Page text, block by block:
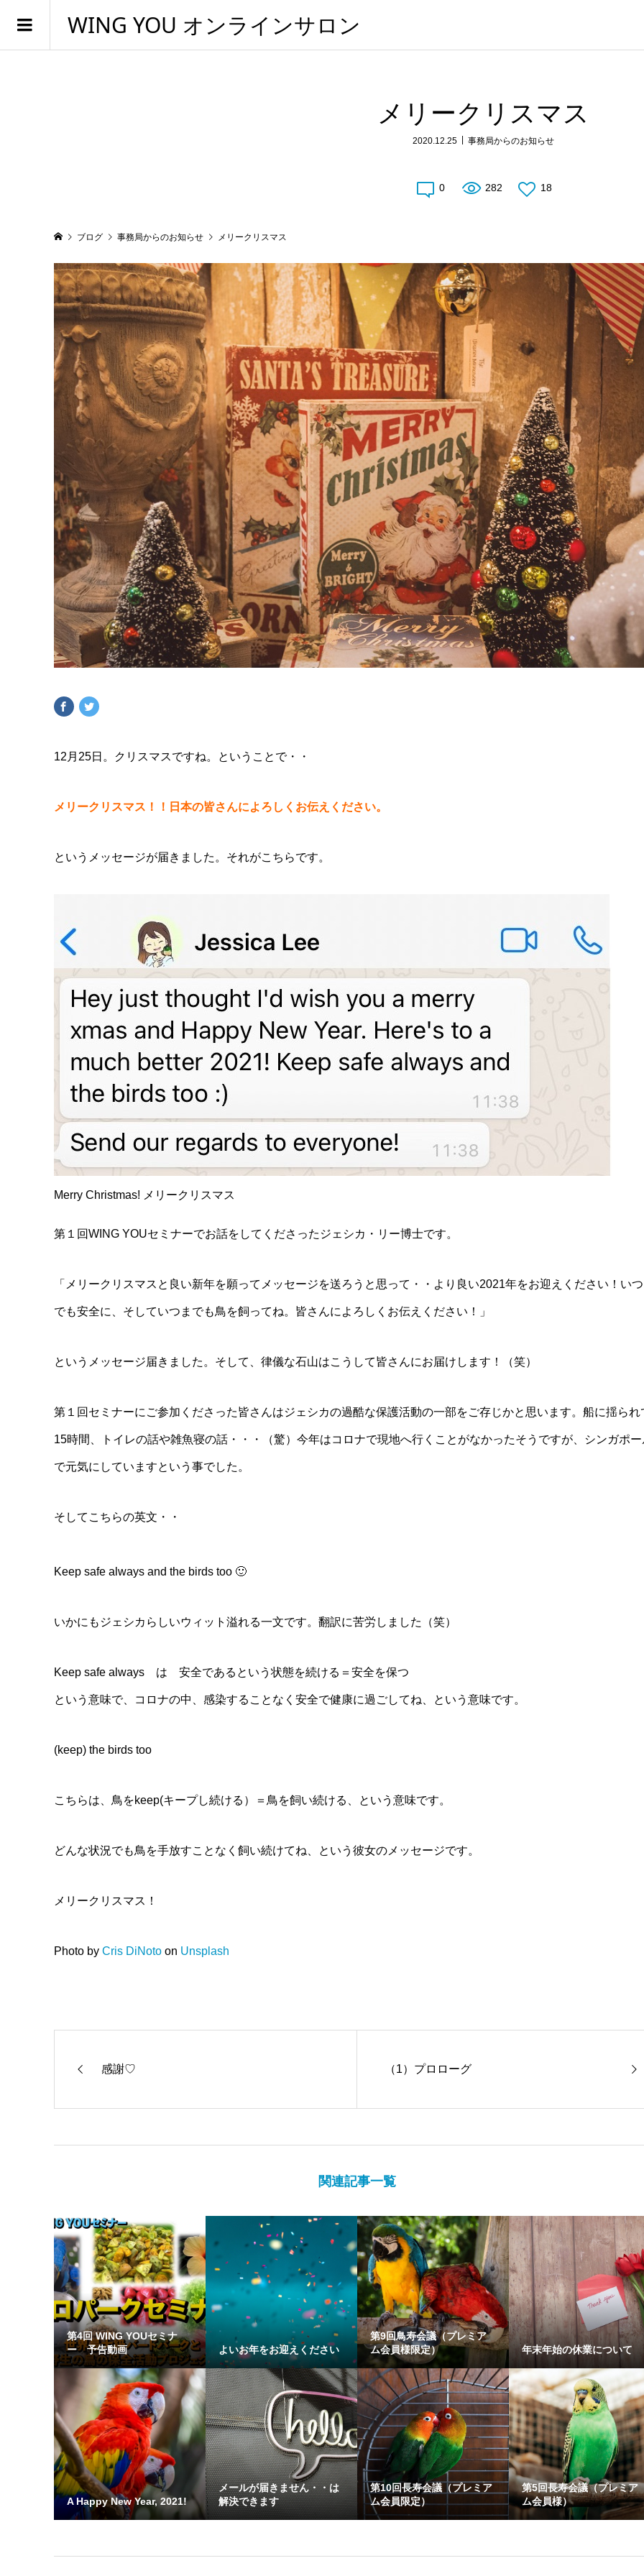
WING YOU オンラインサロン
メリークリスマス
2020.12.25 事務局からのお知らせ
0 282 18
ブログ 事務局からのお知らせ メリークリスマス
12月25日。クリスマスですね。ということで・・
メリークリスマス！！日本の皆さんによろしくお伝えください。
というメッセージが届きました。それがこちらです。
Merry Christmas! メリークリスマス
第１回WING YOUセミナーでお話をしてくださったジェシカ・リー博士です。
「メリークリスマスと良い新年を願ってメッセージを送ろうと思って・・より良い2021年をお迎えください！い
でも安全に、そしていつまでも鳥を飼ってね。皆さんによろしくお伝えください！」
というメッセージ届きました。そして、律儀な石山はこうして皆さんにお届けします！（笑）
第１回セミナーにご参加くださった皆さんはジェシカの過酷な保護活動の一部をご存じかと思います。船に揺られ
15時間、トイレの話や雑魚寝の話・・・（驚）今年はコロナで現地へ行くことがなかったそうですが、シンガポー
で元気にしていますという事でした。
そしてこちらの英文・・
Keep safe always and the birds too 🙂
いかにもジェシカらしいウィット溢れる一文です。翻訳に苦労しました（笑）
Keep safe always は 安全であるという状態を続ける＝安全を保つ
という意味で、コロナの中、感染することなく安全で健康に過ごしてね、という意味です。
(keep) the birds too
こちらは、鳥をkeep(キープし続ける）＝鳥を飼い続ける、という意味です。
どんな状況でも鳥を手放すことなく飼い続けてね、という彼女のメッセージです。
メリークリスマス！
Photo by Cris DiNotoon Unsplash
感謝♡ （1）プロローグ
関連記事一覧
第4回 WING YOUセミナ
ー 予告動画
よいお年をお迎えください
第9回鳥寿会議（プレミア
ム会員様限定）
年末年始の休業について
A Happy New Year, 2021!
メールが届きません・・は
解決できます
第10回長寿会議（プレミア
ム会員限定）
第5回長寿会議（プレミア
ム会員様）